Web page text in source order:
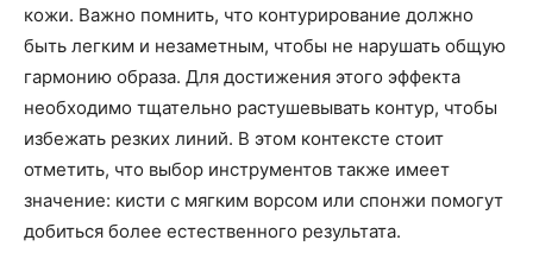
кожи. Важно помнить, что контурирование должно
быть легким и незаметным, чтобы не нарушать общую
гармонию образа. Для достижения этого эффекта
необходимо тщательно растушевывать контур, чтобы
избежать резких линий. В этом контексте стоит
отметить, что выбор инструментов также имеет
значение: кисти с мягким ворсом или спонжи помогут
добиться более естественного результата.